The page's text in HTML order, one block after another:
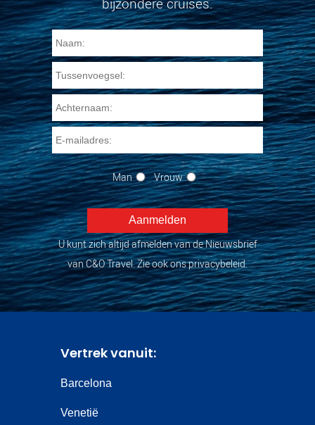
Man Vrouw
U kunt zich altijd afmelden van de Nieuwsbrief
van C&O Travel. Zie ook ons privacybeleid.
Vertrek vanuit:
Barcelona
Venetië